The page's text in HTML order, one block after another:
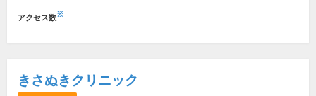
アクセス数※
きさぬきクリニック